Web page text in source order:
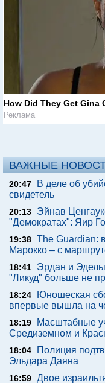
How Did They Get Gina
Реклама
ВАЖНЫЕ
20:47
В деле об
свидетель
20:13
Эйнав
"Демократах": Яир
19:38 The Guardian:
Марокко – с
18:41
Эрдан и
"Ликуд" больше не
18:24
Юношеская
впервые вышла на
18:19
Масштабные
Средиземном и
18:04
Полиция
Эльдара Даяна
16:59 Двое